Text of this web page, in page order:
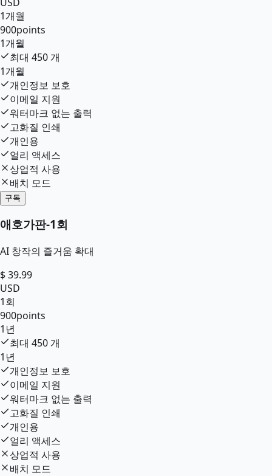
1개월
900points
1개월
최대 450 개
1개월
개인정보 보호
이메일 지원
워터마크 없는 출력
고화질 인쇄
개인용
얼리 액세스
상업적 사용
배치 모드
구독
애호가판-1회
AI 창작의 즐거움 확대
$39.99
USD
1회
900points
1년
최대 450 개
1년
개인정보 보호
이메일 지원
워터마크 없는 출력
고화질 인쇄
개인용
얼리 액세스
상업적 사용
배치 모드